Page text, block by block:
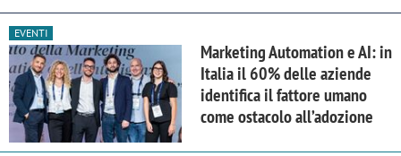
EVENTI
Marketing Automation e AI: in
Italia il 60% delle aziende
identifica il fattore umano
come ostacolo all’adozione